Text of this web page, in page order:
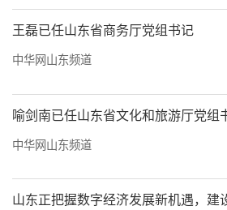
王磊已任山东省商务厅党组书记
中华网山东频道
喻剑南已任山东省文化和旅游厅党组
中华网山东频道
山东正把握数字经济发展新机遇，建